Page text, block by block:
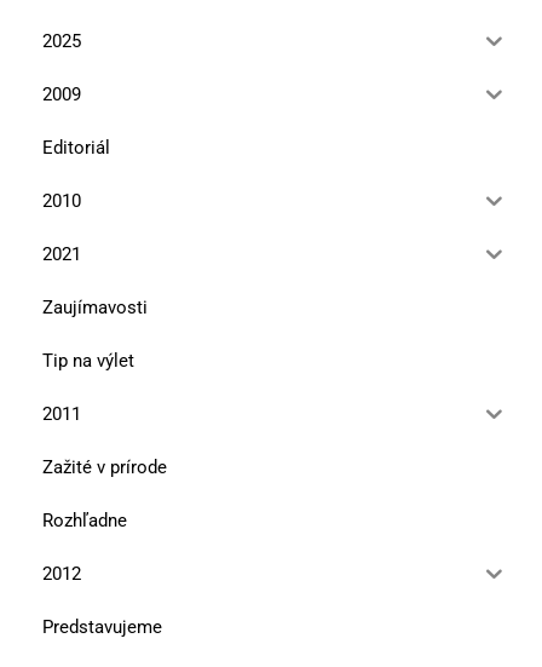
2025
2009
Editoriál
2010
2021
Zaujímavosti
Tip na výlet
2011
Zažité v prírode
Rozhľadne
2012
Predstavujeme